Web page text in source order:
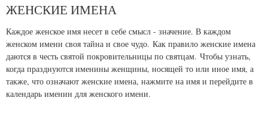
ЖЕНСКИЕ ИМЕНА
Каждое женское имя несет в себе смысл - значение. В каждом
женском имени своя тайна и свое чудо. Как правило женские имена
даются в честь святой покровительницы по святцам. Чтобы узнать,
когда празднуются именины женщины, носящей то или иное имя, а
также, что означают женские имена, нажмите на имя и перейдите в
календарь именин для женского имени.